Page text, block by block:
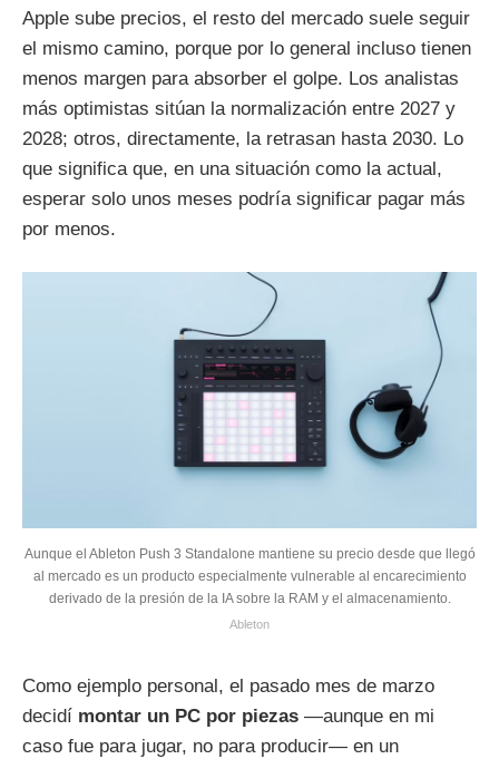
Apple sube precios, el resto del mercado suele seguir
el mismo camino, porque por lo general incluso tienen
menos margen para absorber el golpe. Los analistas
más optimistas sitúan la normalización entre 2027 y
2028; otros, directamente, la retrasan hasta 2030. Lo
que significa que, en una situación como la actual,
esperar solo unos meses podría significar pagar más
por menos.
Aunque el Ableton Push 3 Standalone mantiene su precio desde que llegó
al mercado es un producto especialmente vulnerable al encarecimiento
derivado de la presión de la IA sobre la RAM y el almacenamiento.
Ableton
Como ejemplo personal, el pasado mes de marzo
decidí montar un PC por piezas —aunque en mi
caso fue para jugar, no para producir— en un